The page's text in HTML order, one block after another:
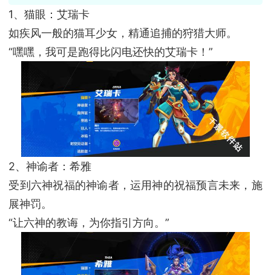
1、猫眼：艾瑞卡
如疾风一般的猫耳少女，精通追捕的狩猎大师。
“嘿嘿，我可是跑得比闪电还快的艾瑞卡！”
2、神谕者：希雅
受到六神祝福的神谕者，运用神的祝福预言未来，施
展神罚。
“让六神的教诲，为你指引方向。”